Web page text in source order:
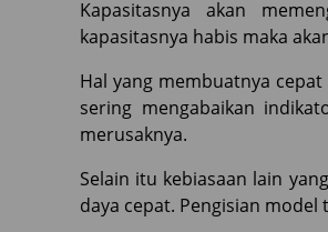
Kapasitasnya akan
kapasitasnya habis maka
Hal yang membuatnya
sering mengabaikan
merusaknya.
Selain itu kebiasaan lain
daya cepat. Pengisian